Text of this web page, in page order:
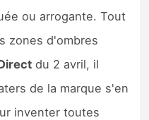
ou arrogante. Tout
zones d'ombres
du 2 avril, il
de la marque s'en
inventer toutes